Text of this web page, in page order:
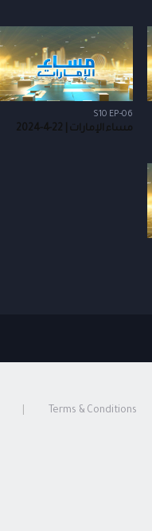
S10 EP-06
مساء الإمارات | 22-4-2024
Terms & Conditions